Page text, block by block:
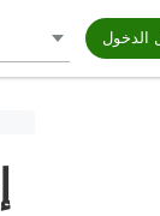
الدخول